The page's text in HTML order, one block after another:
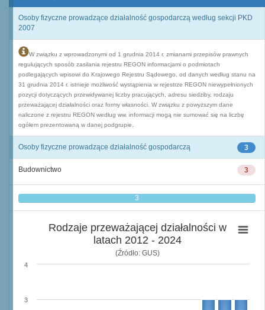
Osoby fizyczne prowadzące działalność gospodarczą według sekcji PKD
2007
W związku z wprowadzonymi od 1 grudnia 2014 r. zmianami przepisów prawnych
regulujących sposób zasilania rejestru REGON informacjami o podmiotach
podlegających wpisowi do Krajowego Rejestru Sądowego, od danych według stanu na
31 grudnia 2014 r. istnieje możliwość wystąpienia w rejestrze REGON niewypełnionych
pozycji dotyczących przewidywanej liczby pracujących, adresu siedziby, rodzaju
przeważającej działalności oraz formy własności. W związku z powyższym dane
naliczone z rejestru REGON według ww. informacji mogą nie sumować się na liczbę
ogółem prezentowaną w danej podgrupie.
3
Osoby fizyczne prowadzące działalność gospodarczą
3
Budownictwo
3
Rodzaje przeważającej działalności w
latach 2012 - 2024
(Źródło: GUS)
3
4